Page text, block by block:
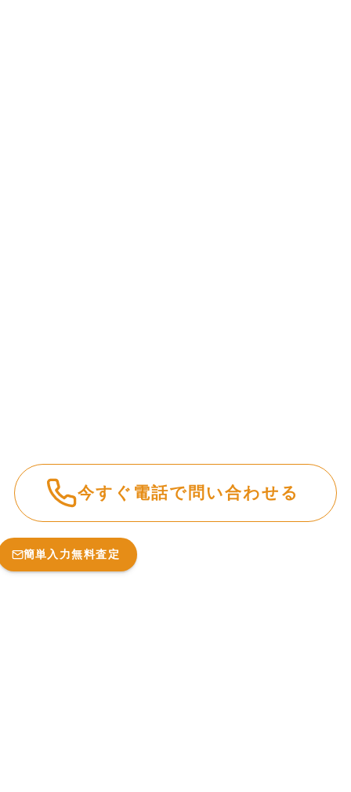
今すぐ電話で問い合わせる
簡単入力無料査定